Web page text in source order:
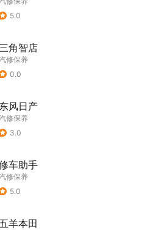
5.0
角智店
修保养
0.0
东风日产
修保养
3.0
车助手
修保养
5.0
羊本田